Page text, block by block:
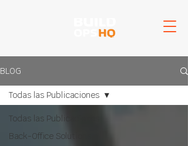
BLOG
Todas las Publicaciones
Back-Office Solutions
Todas las Publicaciones